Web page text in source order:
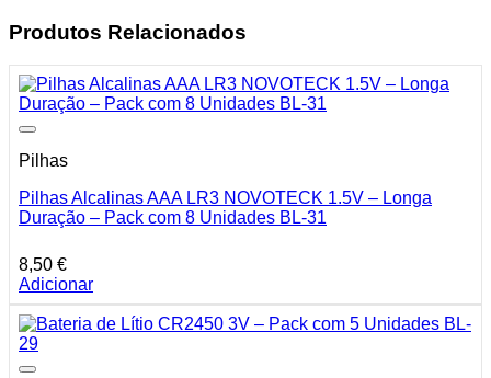
Produtos Relacionados
Pilhas
Pilhas Alcalinas AAA LR3 NOVOTECK 1.5V – Longa
Duração – Pack com 8 Unidades BL-31
8,50 €
Adicionar